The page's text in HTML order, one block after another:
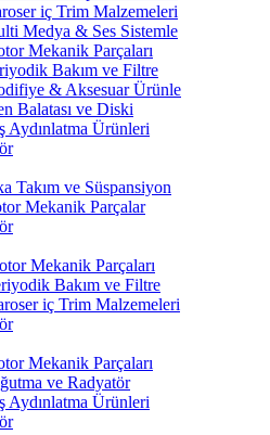
iç Trim Malzemeleri
Medya & Ses Sistemle
Mekanik Parçaları
Bakım ve Filtre
& Aksesuar Ürünle
Balatası ve Diski
Aydınlatma Ürünleri
Takım ve Süspansiyon
Mekanik Parçalar
Mekanik Parçaları
Bakım ve Filtre
iç Trim Malzemeleri
Mekanik Parçaları
ve Radyatör
Aydınlatma Ürünleri